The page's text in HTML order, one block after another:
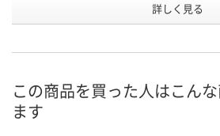
半透明
号
お届け日
詳しく見る
この商品を買った人はこん
ます